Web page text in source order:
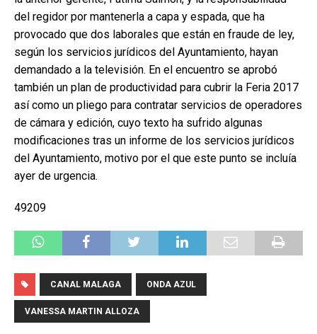
del regidor por mantenerla a capa y espada, que ha
provocado que dos laborales que están en fraude de ley,
según los servicios jurídicos del Ayuntamiento, hayan
demandado a la televisión. En el encuentro se aprobó
también un plan de productividad para cubrir la Feria 2017
así como un pliego para contratar servicios de operadores
de cámara y edición, cuyo texto ha sufrido algunas
modificaciones tras un informe de los servicios jurídicos
del Ayuntamiento, motivo por el que este punto se incluía
ayer de urgencia.
49209
CANAL MALAGA ONDA AZUL
VANESSA MARTIN ALLOZA